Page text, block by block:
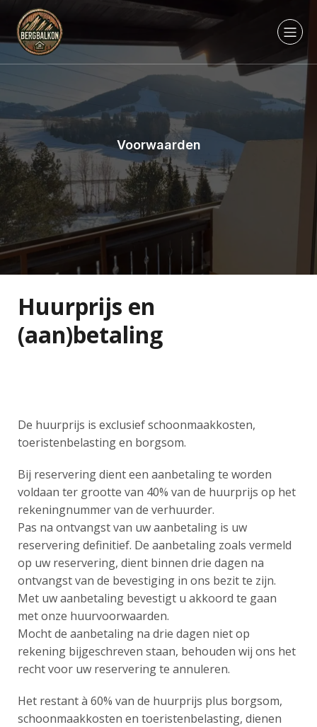
Voorwaarden
Huurprijs en
(aan)betaling
De huurprijs is exclusief schoonmaakkosten,
toeristenbelasting en borgsom.
Bij reservering dient een aanbetaling te worden
voldaan ter grootte van 40% van de huurprijs op het
rekeningnummer van de verhuurder.
Pas na ontvangst van uw aanbetaling is uw
reservering definitief. De aanbetaling zoals vermeld
op uw reservering, dient binnen drie dagen na
ontvangst van de bevestiging in ons bezit te zijn.
Met uw aanbetaling bevestigt u akkoord te gaan
met onze huurvoorwaarden.
Mocht de aanbetaling na drie dagen niet op
rekening bijgeschreven staan, behouden wij ons het
recht voor uw reservering te annuleren.
Het restant à 60% van de huurprijs plus borgsom,
schoonmaakkosten en toeristenbelasting, dienen